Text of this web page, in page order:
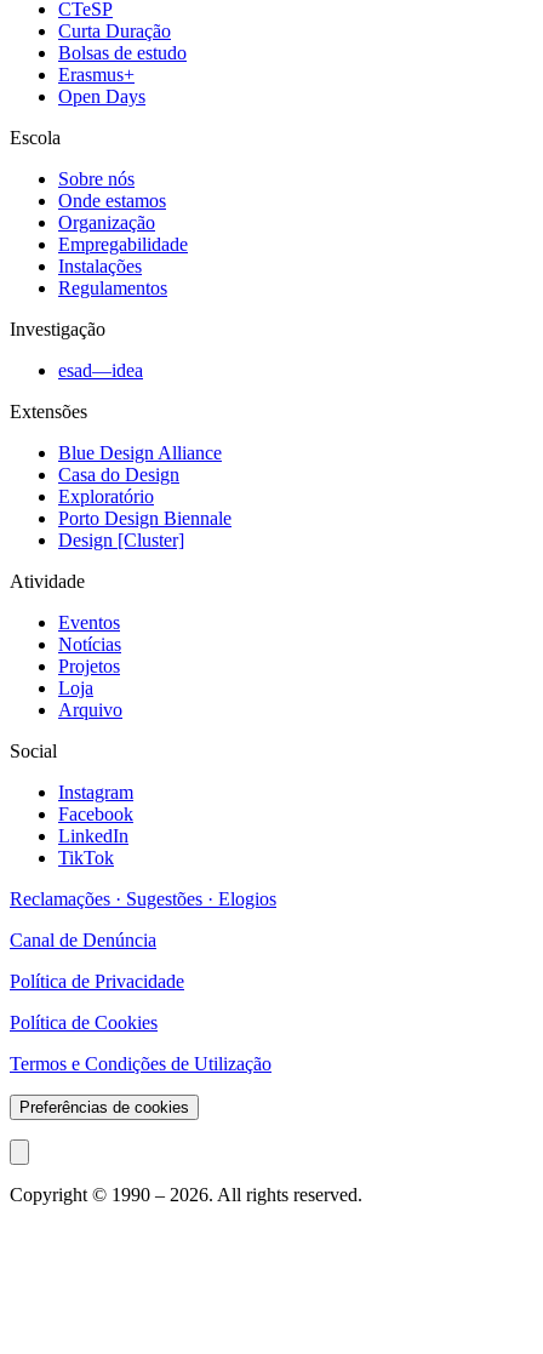
CTeSP
Curta Duração
Bolsas de estudo
Erasmus+
Open Days
Escola
Sobre nós
Onde estamos
Organização
Empregabilidade
Instalações
Regulamentos
Investigação
esad—idea
Extensões
Blue Design Alliance
Casa do Design
Exploratório
Porto Design Biennale
Design [Cluster]
Atividade
Eventos
Notícias
Projetos
Loja
Arquivo
Social
Instagram
Facebook
LinkedIn
TikTok
Reclamações · Sugestões · Elogios
Canal de Denúncia
Política de Privacidade
Política de Cookies
Termos e Condições de Utilização
Preferências de cookies
Copyright © 1990 – 2026. All rights reserved.